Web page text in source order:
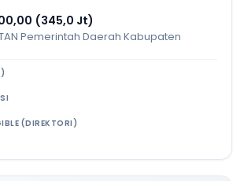
(345,0 Jt)
Pemerintah Daerah Kabupaten
(DIREKTORI)